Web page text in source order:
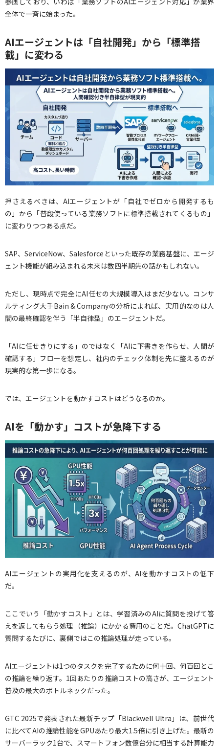
全体で一斉に始まった。
AIエージェントは「自社開発」から「標準搭
載」に変わる
押さえるべきは、AIエージェントが「自社でゼロから開発するも
の」から「普段使っている業務ソフトに標準搭載されてくるもの」
に変わりつつある点だ。
SAP、ServiceNow、Salesforceといった既存の業務基盤に、エージ
ェント機能が組み込まれる未来は数四半期先の話かもしれない。
ただし、現時点で完全にAI任せの大規模導入はまだ少ない。コンサ
ルティング大手Bain & Companyの分析によれば、実用的なのは人
間の最終確認を伴う「半自律型」のエージェントだ。
「AIに任せきりにする」のではなく「AIに下書きを作らせ、人間が
確認する」フローを想定し、社内のチェック体制を先に整えるのが
現実的な第一歩になる。
では、エージェントを動かすコストはどうなるのか。
AIを「動かす」コストが急降下する
AIエージェントの実用化を支えるのが、AIを動かすコストの低下
だ。
ここでいう「動かすコスト」とは、学習済みのAIに質問を投げて答
えを返してもらう処理（推論）にかかる費用のことだ。ChatGPTに
質問するたびに、裏側ではこの推論処理が走っている。
AIエージェントは1つのタスクを完了するために何十回、何百回とこ
の推論を繰り返す。1回あたりの推論コストの高さが、エージェント
普及の最大のボトルネックだった。
GTC 2025で発表された最新チップ「Blackwell Ultra」は、前世代
に比べてAIの推論性能をGPUあたり最大1.5倍に引き上げた。最新の
サーバーラック1台で、スマートフォン数億台分に相当する計算能力